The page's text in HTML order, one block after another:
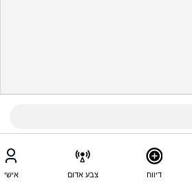
דיווח צבע אדום אישי